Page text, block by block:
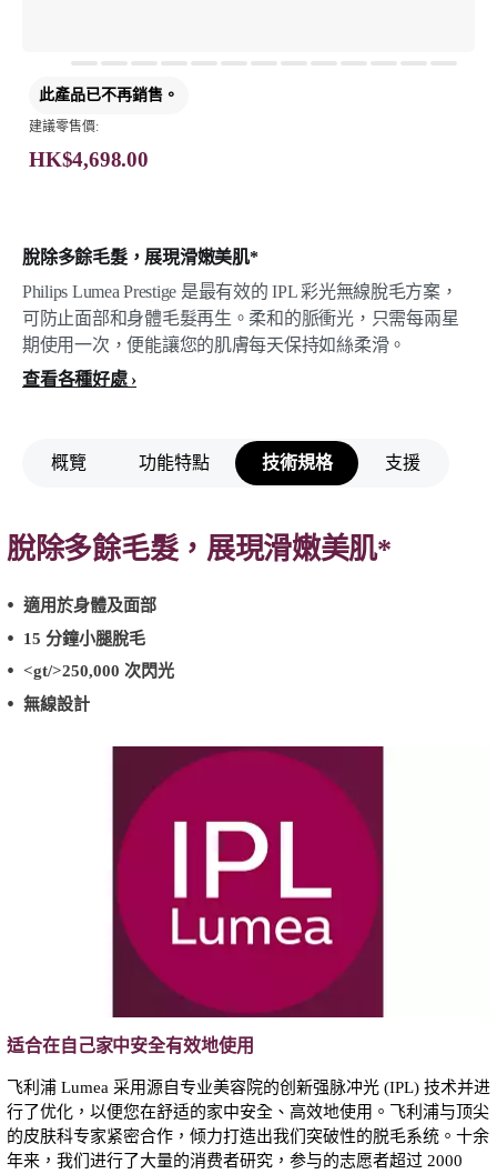
脫除多餘毛髮，展現滑嫩美肌*
Philips Lumea Prestige 是最有效的 IPL 彩光無線脫毛方案，
可防止面部和身體毛髮再生。柔和的脈衝光，只需每兩星
期使用一次，便能讓您的肌膚每天保持如絲柔滑。
查看各種好處
此產品已不再銷售。
建議零售價:
HK$4,698.00
概覽 功能特點 技術規格 支援
脫除多餘毛髮，展現滑嫩美肌*
適用於身體及面部
15 分鐘小腿脫毛
<gt/>250,000 次閃光
無線設計
适合在自己家中安全有效地使用
飞利浦 Lumea 采用源自专业美容院的创新强脉冲光 (IPL) 技术并进
行了优化，以便您在舒适的家中安全、高效地使用。飞利浦与顶尖
的皮肤科专家紧密合作，倾力打造出我们突破性的脱毛系统。十余
年来，我们进行了大量的消费者研究，参与的志愿者超过 2000